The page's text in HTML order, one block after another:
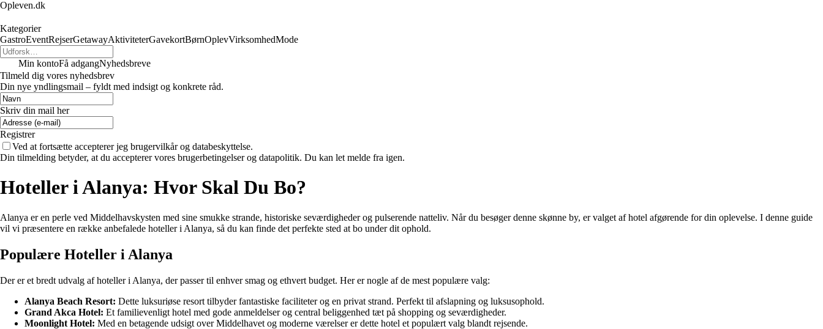
Opleven.dk
Kategorier
GastroEventRejserGetawayAktiviteterGavekortBørnOplevVirksomhedMode
Min kontoFå adgangNyhedsbreve
Tilmeld dig vores nyhedsbrev
Din nye yndlingsmail – fyldt med indsigt og konkrete råd.
Skriv din mail her
Registrer
Ved at fortsætte accepterer jeg brugervilkår og databeskyttelse.
Din tilmelding betyder, at du accepterer vores brugerbetingelser og datapolitik. Du kan let melde fra igen.
Hoteller i Alanya: Hvor Skal Du Bo?
Alanya er en perle ved Middelhavskysten med sine smukke strande, historiske seværdigheder og pulserende natteliv. Når du besøger denne skønne by, er valget af hotel afgørende for din oplevelse. I denne guide
vil vi præsentere en række anbefalede hoteller i Alanya, så du kan finde det perfekte sted at bo under dit ophold.
Populære Hoteller i Alanya
Der er et bredt udvalg af hoteller i Alanya, der passer til enhver smag og ethvert budget. Her er nogle af de mest populære valg:
Alanya Beach Resort: Dette luksuriøse resort tilbyder fantastiske faciliteter og en privat strand. Perfekt til afslapning og luksusophold.
Grand Akca Hotel: Et familievenligt hotel med gode anmeldelser og central beliggenhed tæt på shopping og seværdigheder.
Moonlight Hotel: Med en betagende udsigt over Middelhavet og moderne værelser er dette hotel et populært valg blandt rejsende.